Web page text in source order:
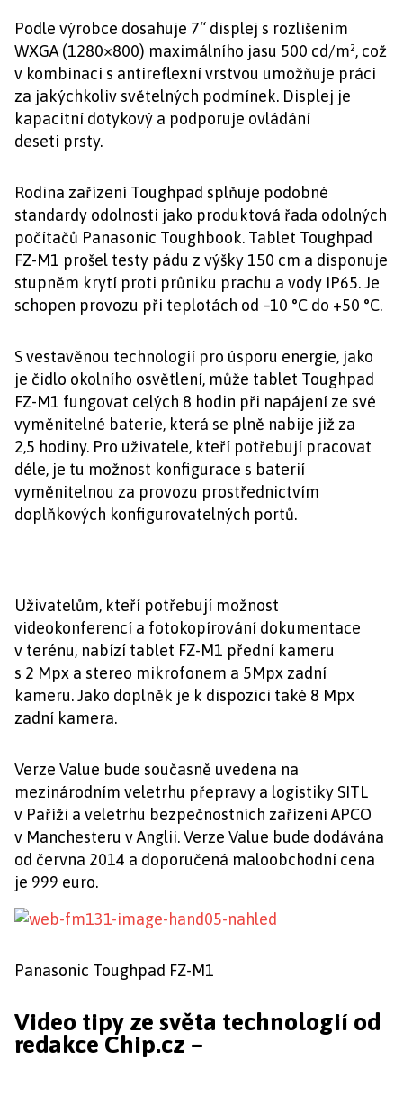
Podle výrobce dosahuje 7“ displej s rozlišením
WXGA (1280×800) maximálního jasu 500 cd/m², což
v kombinaci s antireflexní vrstvou umožňuje práci
za jakýchkoliv světelných podmínek. Displej je
kapacitní dotykový a podporuje ovládání
deseti prsty.
Rodina zařízení Toughpad splňuje podobné
standardy odolnosti jako produktová řada odolných
počítačů Panasonic Toughbook. Tablet Toughpad
FZ-M1 prošel testy pádu z výšky 150 cm a disponuje
stupněm krytí proti průniku prachu a vody IP65. Je
schopen provozu při teplotách od –10 °C do +50 °C.
S vestavěnou technologií pro úsporu energie, jako
je čidlo okolního osvětlení, může tablet Toughpad
FZ-M1 fungovat celých 8 hodin při napájení ze své
vyměnitelné baterie, která se plně nabije již za
2,5 hodiny. Pro uživatele, kteří potřebují pracovat
déle, je tu možnost konfigurace s baterií
vyměnitelnou za provozu prostřednictvím
doplňkových konfigurovatelných portů.
Uživatelům, kteří potřebují možnost
videokonferencí a fotokopírování dokumentace
v terénu, nabízí tablet FZ-M1 přední kameru
s 2 Mpx a stereo mikrofonem a 5Mpx zadní
kameru. Jako doplněk je k dispozici také 8 Mpx
zadní kamera.
Verze Value bude současně uvedena na
mezinárodním veletrhu přepravy a logistiky SITL
v Paříži a veletrhu bezpečnostních zařízení APCO
v Manchesteru v Anglii. Verze Value bude dodávána
od června 2014 a doporučená maloobchodní cena
je 999 euro.
Panasonic Toughpad FZ-M1
Video tipy ze světa technologií od
redakce Chip.cz –